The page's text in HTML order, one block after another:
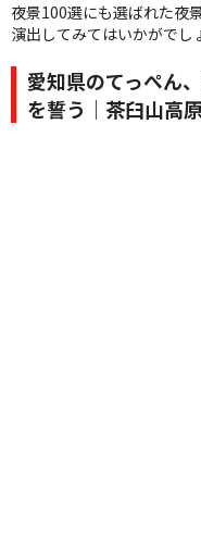
夜景100選にも選ばれた夜
演出してみてはいかがでし
愛知県のてっぺん
を誓う｜茶臼山高